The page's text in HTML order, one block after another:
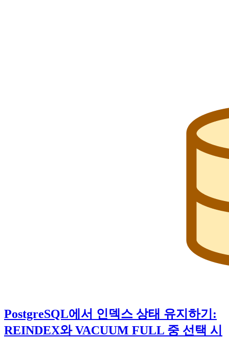
PostgreSQL에서 인덱스 상태 유지하기:
REINDEX와 VACUUM FULL 중 선택 시